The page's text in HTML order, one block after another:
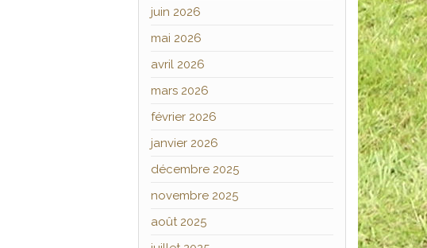
juin 2026
mai 2026
avril 2026
mars 2026
février 2026
janvier 2026
décembre 2025
novembre 2025
août 2025